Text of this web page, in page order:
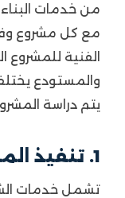
من خدمات
مع كل مشروع
الفنية
والمستودع
يتم دراسة
1. تنفيذ المشاريع السكنية بالدمام
تشمل خدمات